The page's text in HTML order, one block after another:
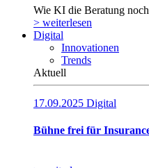
Wie KI die Beratung
> weiterlesen
Digital
Innovationen
Trends
Aktuell
17.09.2025 Digital
Bühne frei für